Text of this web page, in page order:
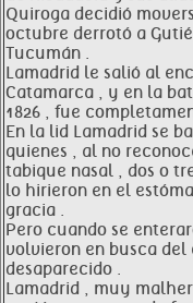
Quiroga decidió
octubre derrotó a
Tucumán .
Lamadrid le salió al
Catamarca , y en la
1826 , fue
En la lid Lamadrid se
quienes , al no
tabique nasal , dos o
lo hirieron en el
gracia .
Pero cuando se
volvieron en busca
desaparecido .
Lamadrid , muy